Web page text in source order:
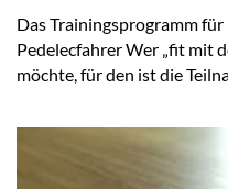
Das Trainingsprogramm für
Pedelecfahrer Wer „fit mit
möchte, für den ist die